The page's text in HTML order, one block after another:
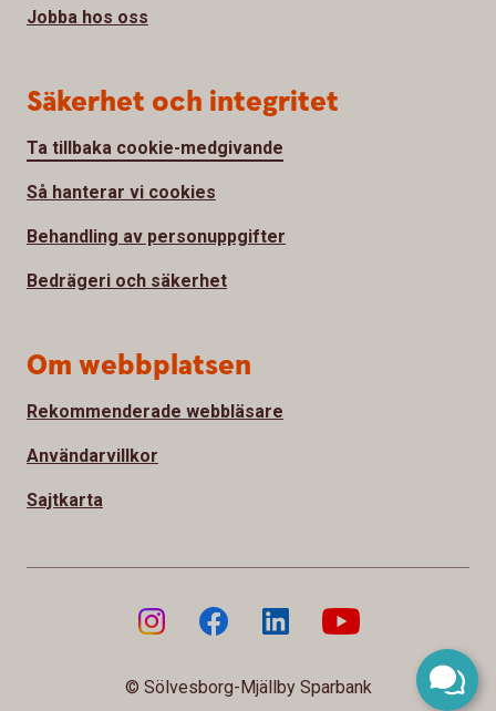
Jobba hos oss
Säkerhet och integritet
Ta tillbaka cookie-medgivande
Så hanterar vi cookies
Behandling av personuppgifter
Bedrägeri och säkerhet
Om webbplatsen
Rekommenderade webbläsare
Användarvillkor
Sajtkarta
© Sölvesborg-Mjällby Sparbank